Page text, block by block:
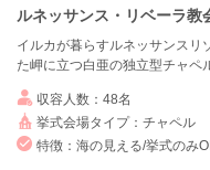
ルネッサンス・リベーラ教
イルカが暮らすルネッサンスリ
た岬に立つ白亜の独立型チャペ
収容人数：48名
挙式会場タイプ：チャペル
特徴：海の見える/挙式のみ